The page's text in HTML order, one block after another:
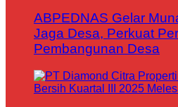
ABPEDNAS Gelar
Jaga Desa, Perkuat
Pembangunan Desa